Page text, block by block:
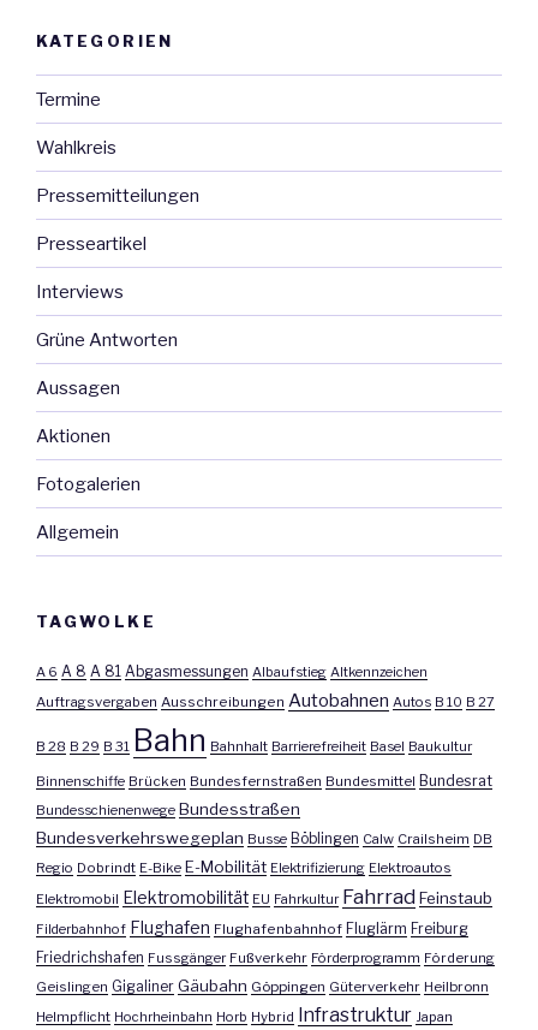
KATEGORIEN
Termine
Wahlkreis
Pressemitteilungen
Presseartikel
Interviews
Grüne Antworten
Aussagen
Aktionen
Fotogalerien
Allgemein
TAGWOLKE
A 6 A 8 A 81 Abgasmessungen Albaufstieg Altkennzeichen
Auftragsvergaben Ausschreibungen Autobahnen Autos B 10 B 27
B 28 B 29 B 31 Bahn Bahnhalt Barrierefreiheit Basel Baukultur
Binnenschiffe Brücken Bundesfernstraßen Bundesmittel Bundesrat
Bundesschienenwege Bundesstraßen
Bundesverkehrswegeplan Busse Böblingen Calw Crailsheim DB
Regio Dobrindt E-Bike E-Mobilität Elektrifizierung Elektroautos
Elektromobil Elektromobilität EU Fahrkultur FahrradFeinstaub
Filderbahnhof Flughafen Flughafenbahnhof Fluglärm Freiburg
Friedrichshafen Fussgänger Fußverkehr Förderprogramm Förderung
Geislingen Gigaliner Gäubahn Göppingen Güterverkehr Heilbronn
Helmpflicht Hochrheinbahn Horb Hybrid Infrastruktur Japan